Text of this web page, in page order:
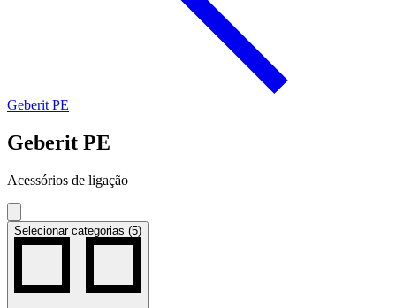
Geberit PE
Geberit PE
Acessórios de ligação
Selecionar categorias (5)